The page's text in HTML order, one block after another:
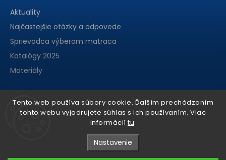
Tento web používa súbory cookie. Ďalším prechádzaním
tohto webu vyjadrujete súhlas s ich používaním. Viac
informácií tu.
Nastavenie
Aktuality
Najčastejšie otázky a odpovede
Sprievodca výberom matraca
Katalógy 2025
Materiály